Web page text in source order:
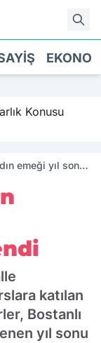
Konusu
emeği yıl sonu
katılan
Bostanlı
yıl sonu